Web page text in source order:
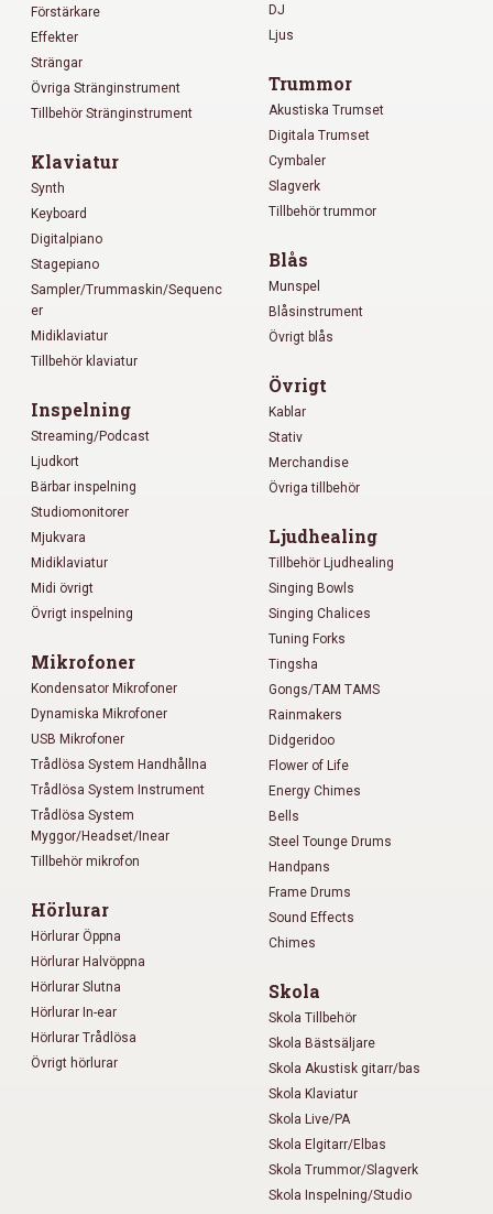
Förstärkare
Effekter
Strängar
Övriga Stränginstrument
Tillbehör Stränginstrument
Klaviatur
Synth
Keyboard
Digitalpiano
Stagepiano
Sampler/Trummaskin/Sequenc
er
Midiklaviatur
Tillbehör klaviatur
Inspelning
Streaming/Podcast
Ljudkort
Bärbar inspelning
Studiomonitorer
Mjukvara
Midiklaviatur
Midi övrigt
Övrigt inspelning
Mikrofoner
Kondensator Mikrofoner
Dynamiska Mikrofoner
USB Mikrofoner
Trådlösa System Handhållna
Trådlösa System Instrument
Trådlösa System
Myggor/Headset/Inear
Tillbehör mikrofon
Hörlurar
Hörlurar Öppna
Hörlurar Halvöppna
Hörlurar Slutna
Hörlurar In-ear
Hörlurar Trådlösa
Övrigt hörlurar
DJ
Ljus
Trummor
Akustiska Trumset
Digitala Trumset
Cymbaler
Slagverk
Tillbehör trummor
Blås
Munspel
Blåsinstrument
Övrigt blås
Övrigt
Kablar
Stativ
Merchandise
Övriga tillbehör
Ljudhealing
Tillbehör Ljudhealing
Singing Bowls
Singing Chalices
Tuning Forks
Tingsha
Gongs/TAM TAMS
Rainmakers
Didgeridoo
Flower of Life
Energy Chimes
Bells
Steel Tounge Drums
Handpans
Frame Drums
Sound Effects
Chimes
Skola
Skola Tillbehör
Skola Bästsäljare
Skola Akustisk gitarr/bas
Skola Klaviatur
Skola Live/PA
Skola Elgitarr/Elbas
Skola Trummor/Slagverk
Skola Inspelning/Studio